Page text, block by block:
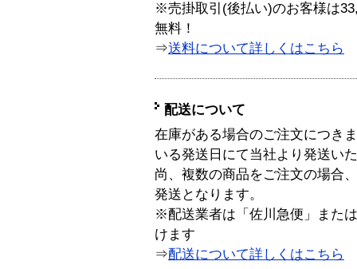
※売掛取引(後払い)のお客様は
無料！
⇒送料について詳しくはこちら
配送について
在庫がある場合のご注文につき
いる発送日にて当社より発送い
尚、複数の商品をご注文の場合
発送となります。
※配送業者は「佐川急便」また
けます
⇒配送について詳しくはこちら